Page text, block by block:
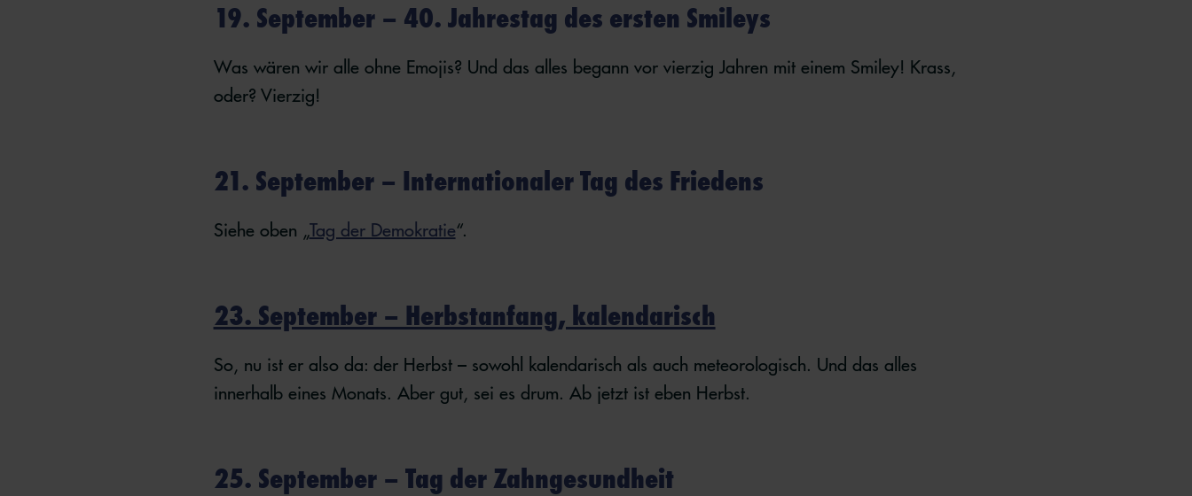
19. September – 40. Jahrestag des ersten Smileys
Was wären wir alle ohne Emojis? Und das alles begann vor vierzig Jahren mit einem Smiley! Krass,
oder? Vierzig!
21. September – Internationaler Tag des Friedens
Siehe oben „Tag der Demokratie“.
23. September – Herbstanfang, kalendarisch
So, nu ist er also da: der Herbst – sowohl kalendarisch als auch meteorologisch. Und das alles
innerhalb eines Monats. Aber gut, sei es drum. Ab jetzt ist eben Herbst.
25. September – Tag der Zahngesundheit